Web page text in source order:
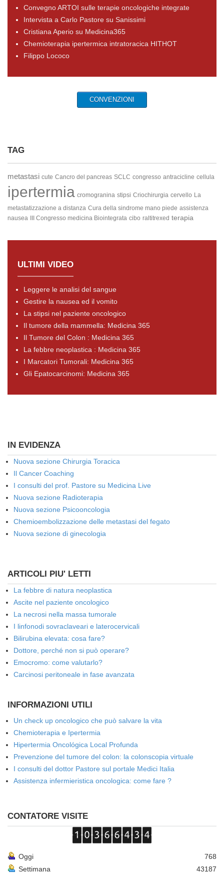
Convegno ARTOI sulle terapie oncologiche integrate
Intervista a Carlo Pastore su Sanissimi
Cristiana Aperio su Medicina365
Chemioterapia ipertermica intratoracica HITHOT
Filippo Lococo
CONVENZIONI
TAG
metastasi cute Cancro del pancreas SCLC congresso antracicline cellula
ipertermia cromogranina stipsi Criochirurgia cervello La
metastatizzazione a distanza Cura della sindrome mano piede assistenza
nausea
III Congresso medicina Biointegrata cibo raltitrexed terapia
ULTIMI VIDEO
Leggere le analisi del sangue
Gestire la nausea ed il vomito
La stipsi nel paziente oncologico
Il tumore della mammella: Medicina 365
Il Tumore del Colon : Medicina 365
La febbre neoplastica : Medicina 365
I Marcatori Tumorali: Medicina 365
Gli Epatocarcinomi: Medicina 365
IN EVIDENZA
Nuova sezione Chirurgia Toracica
Il Cancer Coaching
I consulti del prof. Pastore su Medicina Live
Nuova sezione Radioterapia
Nuova sezione Psicooncologia
Chemioembolizzazione delle metastasi del fegato
Nuova sezione di ginecologia
ARTICOLI PIU' LETTI
La febbre di natura neoplastica
Ascite nel paziente oncologico
La necrosi nella massa tumorale
I linfonodi sovraclaveari e laterocervicali
Bilirubina elevata: cosa fare?
Dottore, perché non si può operare?
Emocromo: come valutarlo?
Carcinosi peritoneale in fase avanzata
INFORMAZIONI UTILI
Un check up oncologico che può salvare la vita
Chemioterapia e Ipertermia
Hipertermia Oncológica Local Profunda
Prevenzione del tumore del colon: la colonscopia virtuale
I consulti del dottor Pastore sul portale Medici Italia
Assistenza infermieristica oncologica: come fare ?
CONTATORE VISITE
Oggi
768
Settimana
43187